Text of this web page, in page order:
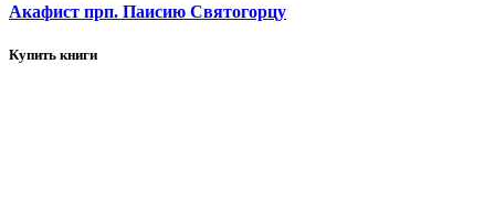
Акафист прп. Паисию Святогорцу
Купить книги